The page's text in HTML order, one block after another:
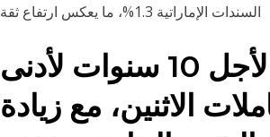
السندات الإماراتية 1.3%، ما يعكس ارتفاع ثقة
هبط عائد السندات الأمريكية لأجل 10 سنوات لأدنى
الاثنين، مع زيادة